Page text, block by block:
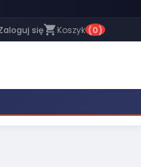
sięshopping_cartKoszyk (0)